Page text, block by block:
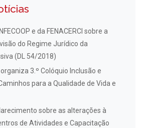
e da FENACERCI sobre a
do Regime Jurídico da
(DL 54/2018)
organiza 3.º Colóquio Inclusão e
para a Qualidade de Vida e
sobre as alterações à
de Atividades e Capacitação